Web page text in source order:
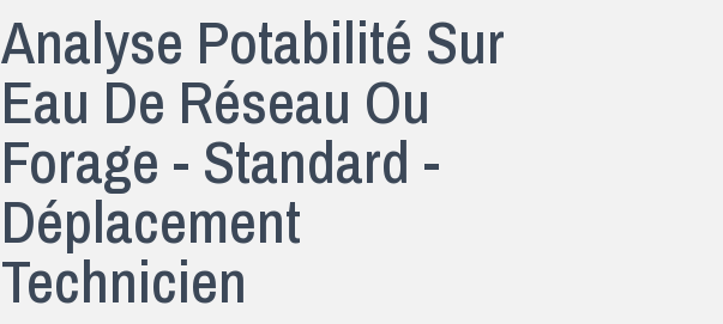
Analyse Potabilité Sur
Eau De Réseau Ou
Forage - Standard -
Déplacement
Technicien